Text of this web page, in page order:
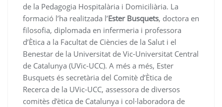
de la Pedagogia Hospitalària i Domiciliària. La
formació l’ha realitzada l’Ester Busquets, doctora en
filosofia, diplomada en infermeria i professora
d’Ètica a la Facultat de Ciències de la Salut i el
Benestar de la Universitat de Vic-Universitat Central
de Catalunya (UVic-UCC). A més a més, Ester
Busquets és secretària del Comitè d’Ètica de
Recerca de la UVic-UCC, assessora de diversos
comitès d’ètica de Catalunya i col·laboradora de